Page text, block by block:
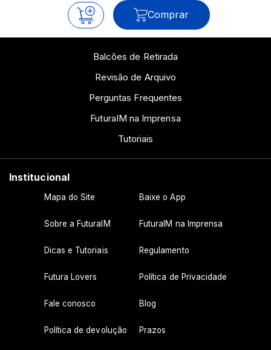
Comprar
Balcões de Retirada
Revisão de Arquivo
Perguntas Frequentes
FuturaIM na Imprensa
Tutoriais
Institucional
Mapa do Site Baixe o App
Sobre a FuturaIM FuturaIM na Imprensa
Dicas e Tutoriais Regulamento
Futura Lovers Política de Privacidade
Fale conosco Blog
Política de devolução Prazos